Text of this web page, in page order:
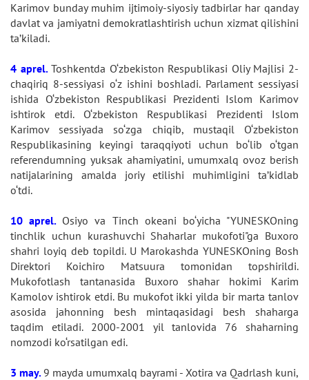
Karimov bunday muhim ijtimoiy-siyosiy tadbirlar har qanday
davlat va jamiyatni demokratlashtirish uchun xizmat qilishini
ta’kiladi.
4 aprel.Toshkentda O‘zbekiston Respublikasi Oliy Majlisi 2-
chaqiriq 8-sessiyasi o‘z ishini boshladi. Parlament sessiyasi
ishida O‘zbekiston Respublikasi Prezidenti Islom Karimov
ishtirok etdi. O‘zbekiston Respublikasi Prezidenti Islom
Karimov sessiyada so‘zga chiqib, mustaqil O‘zbekiston
Respublikasining keyingi taraqqiyoti uchun bo‘lib o‘tgan
referendumning yuksak ahamiyatini, umumxalq ovoz berish
natijalarining amalda joriy etilishi muhimligini ta’kidlab
o‘tdi.
10 aprel. Osiyo va Tinch okeani bo‘yicha "YUNESKOning
tinchlik uchun kurashuvchi Shaharlar mukofoti"ga Buxoro
shahri loyiq deb topildi. U Marokashda YUNESKOning Bosh
Direktori Koichiro Matsuura tomonidan topshirildi.
Mukofotlash tantanasida Buxoro shahar hokimi Karim
Kamolov ishtirok etdi. Bu mukofot ikki yilda bir marta tanlov
asosida jahonning besh mintaqasidagi besh shaharga
taqdim etiladi. 2000-2001 yil tanlovida 76 shaharning
nomzodi ko‘rsatilgan edi.
3 may.9 mayda umumxalq bayrami - Xotira va Qadrlash kuni,